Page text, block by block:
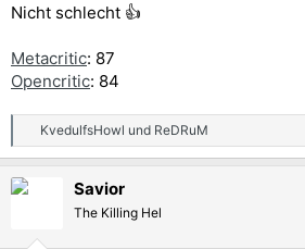
Nicht schlecht 👍
Metacritic: 87
Opencritic: 84
e
k
KvedulfsHowl und ReDRuM
Savior
The Killing Hel